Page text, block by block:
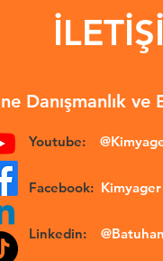
Danışmanlık
Youtube:
Facebook:
Linkedin: